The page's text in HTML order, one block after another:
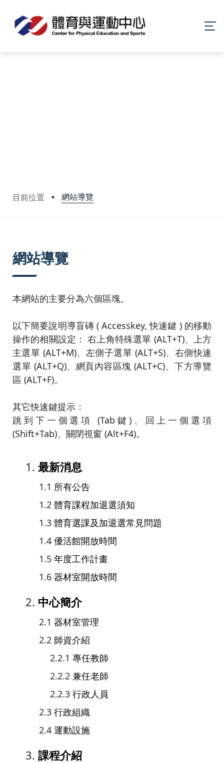
目前位置 網站導覽
網站導覽
本網站的主要分為六個區塊。
以下簡要說明導盲磚 ( Accesskey, 快速鍵 ) 的移動
操作的相關設定： 右上角特殊選單 (ALT+T)、上方
主選單 (ALT+M)、左側子選單 (ALT+S)、右側快速
選單 (ALT+Q)、網頁內容區塊 (ALT+C)、下方導覽
區 (ALT+F)。
其它快速鍵提示：
跳到下一個選項 (Tab鍵)、回上一個選項
(Shift+Tab)、關閉視窗 (Alt+F4)。
最新消息
所有公告
體育課程加退選須知
體育選課及加退選常見問題
優活館開放時間
年度工作計畫
器材室開放時間
中心簡介
器材室管理
師資介紹
專任教師
兼任老師
行政人員
行政組織
運動設施
課程介紹